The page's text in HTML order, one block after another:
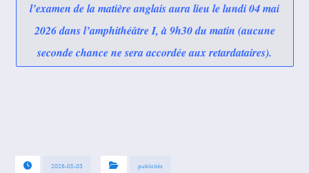
l’examen de la matière anglais aura lieu le lundi 04 mai
2026 dans l’amphithéâtre I, à 9h30 du matin (aucune
seconde chance ne sera accordée aux retardataires).
2026-05-03 publicités